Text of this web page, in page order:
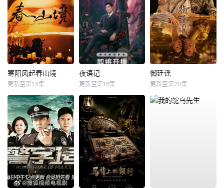
寒阳风起春山境
更新至第14集
夜语记
更新至第16集
御廷谣
更新至第20集